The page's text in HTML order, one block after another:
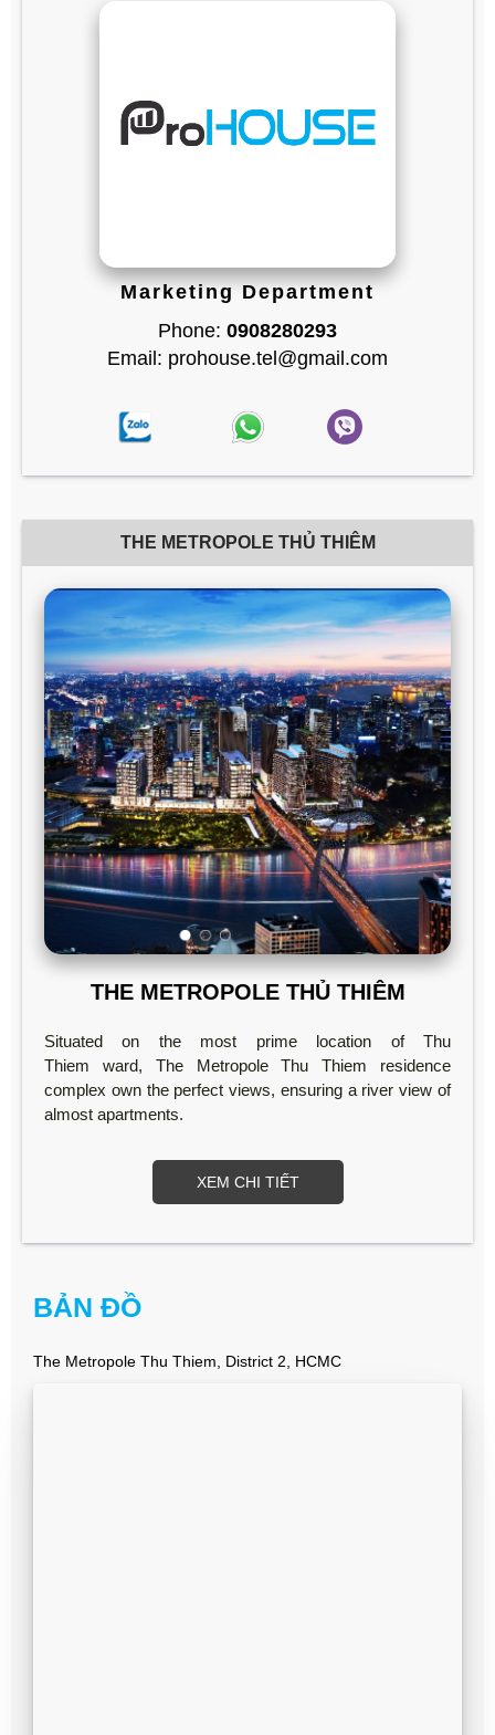
Marketing Department
Phone: 0908280293
Email: prohouse.tel@gmail.com
THE METROPOLE THỦ THIÊM
THE METROPOLE THỦ THIÊM
Situated on the most prime location of Thu
Thiem ward, The Metropole Thu Thiem residence
complex own the perfect views, ensuring a river view of
almost apartments.
XEM CHI TIẾT
BẢN ĐỒ
The Metropole Thu Thiem, District 2, HCMC